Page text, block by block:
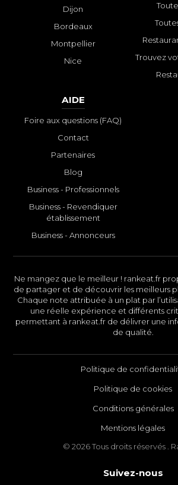
Dijon
Bordeaux
Montpellier
Nice
Trouvez
AIDE
Foire aux questions (FAQ)
Contact
Partenaires
Blog
Business - Professionnels
Business - Revendiquer
établissement
Business - Annonceurs
Ne mangez que le meilleur ! rankeat.fr
de partager et de découvrir les meilleurs
Chaque note attribuée à un plat par
une réelle expérience et différents
permettant à rankeat.fr de délivrer une
de qualité.
Politique de
Politique de cookies
Conditions générales
Mentions légales
© 2026 Tous droits réservés .
Suivez-nous